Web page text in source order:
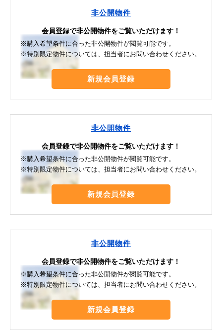
非公開物件
会員登録で非公開物件をご覧いただけます！
※購入希望条件に合った非公開物件が閲覧可能です。
※特別限定物件については、担当者にお問い合わせください。
新規会員登録
非公開物件
会員登録で非公開物件をご覧いただけます！
※購入希望条件に合った非公開物件が閲覧可能です。
※特別限定物件については、担当者にお問い合わせください。
新規会員登録
非公開物件
会員登録で非公開物件をご覧いただけます！
※購入希望条件に合った非公開物件が閲覧可能です。
※特別限定物件については、担当者にお問い合わせください。
新規会員登録